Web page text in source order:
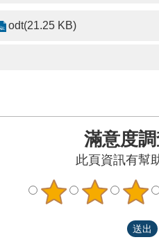
odt(21.25 KB)
滿意度
此頁資訊有幫